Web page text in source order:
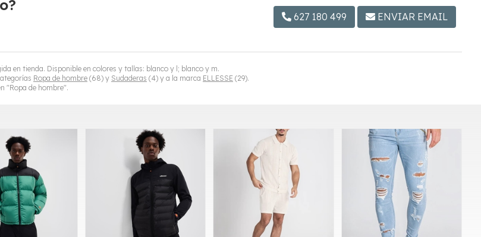
en tienda. Disponible en colores y tallas: blanco y l; blanco y m.
Ropa de hombre (68) y Sudaderas (4) y a la marca ELLESSE (29).
"Ropa de hombre".
627 180 499 ENVIAR EMAIL